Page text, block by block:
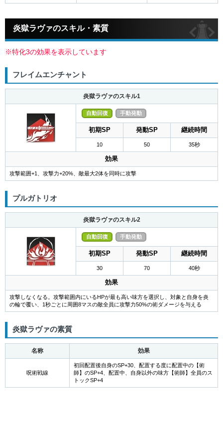
炎獄ラヴァのスキル・素質
※特化3の効果を表示しています
フレイムエンチャント
炎獄ラヴァのスキル1
自動回復 手動発動
初期SP 発動SP 継続時間
10 50 35秒
効果
攻撃範囲+1、攻撃力+20%、敵最大2体を同時に攻撃
プルガトリオ
炎獄ラヴァのスキル2
自動回復 手動発動
初期SP 発動SP 継続時間
30 70 40秒
効果
攻撃しなくなる。攻撃範囲内にいるHPが最も高い味方を選択し、対象と自身を炎
の輪で覆い、1秒ごとに周囲8マスの敵全員に攻撃力50%の術ダメージを与える
炎獄ラヴァの素質
名称 効果
呪術戦線
初回配置後自身のSP+30、配置する度に配置中の【術
師】のSP+4、配置中、自身以外の味方【術師】全員のス
トックSP+4